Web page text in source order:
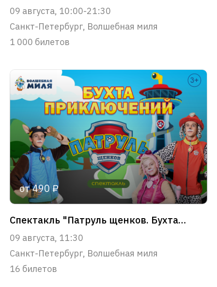
09 августа, 10:00-21:30
Санкт-Петербург, Волшебная миля
1 000 билетов
от 490 ₽
Спектакль "Патруль щенков. Бухта приключений" 3+
09 августа, 11:30
Санкт-Петербург, Волшебная миля
16 билетов